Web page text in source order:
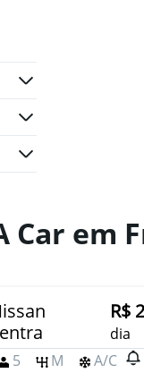
Car em
R$
dia
5
M A/C